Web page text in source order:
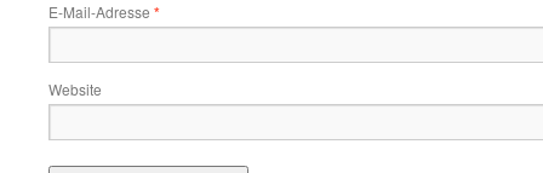
E-Mail-Adresse *
Website